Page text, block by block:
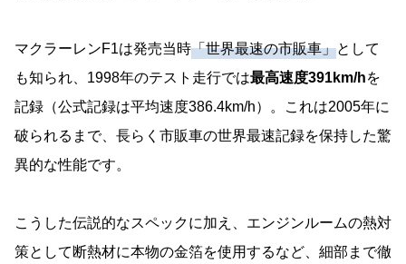
マクラーレンF1は発売当時「世界最速の市販車」として
も知られ、1998年のテスト走行では最高速度391km/hを
記録（公式記録は平均速度386.4km/h）。これは2005年に
破られるまで、長らく市販車の世界最速記録を保持した驚
異的な性能です。
こうした伝説的なスペックに加え、エンジンルームの熱対
策として断熱材に本物の金箔を使用するなど、細部まで徹